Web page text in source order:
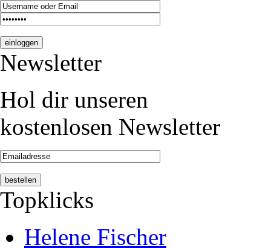
Newsletter
Hol dir unseren
kostenlosen Newsletter
Topklicks
Helene Fischer